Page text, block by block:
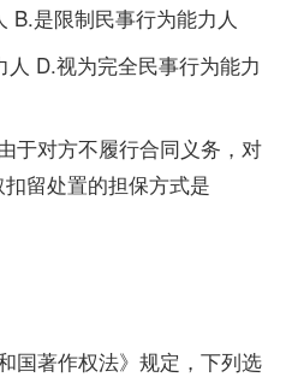
是限制民事行为能力人
D.视为完全民事行为能力
于对方不履行合同义务，对
留处置的担保方式是
国著作权法》规定，下列选